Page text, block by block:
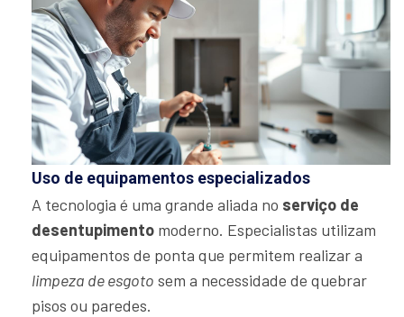
Uso de equipamentos especializados
A tecnologia é uma grande aliada no serviço de
desentupimento moderno. Especialistas utilizam
equipamentos de ponta que permitem realizar a
limpeza de esgoto sem a necessidade de quebrar
pisos ou paredes.